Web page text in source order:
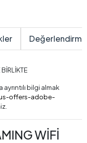
bilgi almak
offers-adobe-
WİFİ